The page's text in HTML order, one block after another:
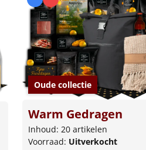
Oude collectie
Warm Gedragen
Inhoud: 20 artikelen
Voorraad: Uitverkocht